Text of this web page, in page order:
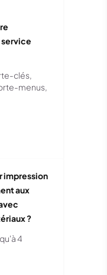
clés,
menus,
impression
aux
?
4